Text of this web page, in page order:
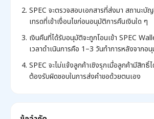
SPEC จะตรวจสอบเอกสารที่ส่งมา สถานะบั
เทรดที่เข้าเงื่อนไขก่อนอนุมัติการคืนเงินใด ๆ
เงินคืนที่ได้รับอนุมัติจะถูกโอนเข้า SPEC
เวลาดำเนินการคือ 1–3 วันทำการหลังจากอ
SPEC จะไม่แจ้งลูกค้าเชิงรุกเมื่อลูกค้ามีสิทธิ์
ต้องรับผิดชอบในการส่งคำขอด้วยตนเอง